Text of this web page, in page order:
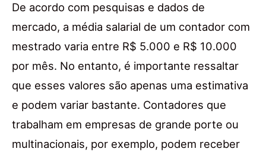
De acordo com pesquisas e dados de
mercado, a média salarial de um contador com
mestrado varia entre R$ 5.000 e R$ 10.000
por mês. No entanto, é importante ressaltar
que esses valores são apenas uma estimativa
e podem variar bastante. Contadores que
trabalham em empresas de grande porte ou
multinacionais, por exemplo, podem receber